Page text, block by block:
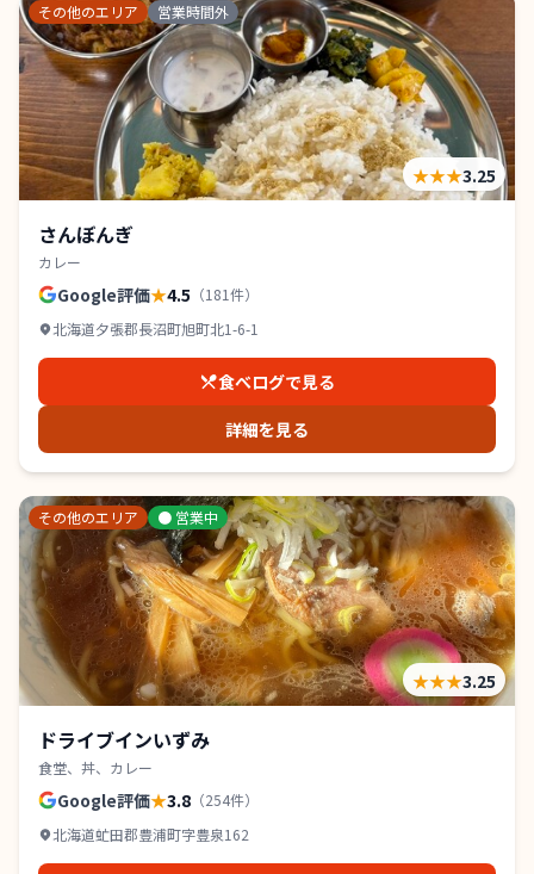
その他のエリア 営業時間外
★★★3.25
さんぼんぎ
カレー
Google評価★4.5 （181件）
北海道夕張郡長沼町旭町北1-6-1
食べログで見る
詳細を見る
その他のエリア ● 営業中
★★★3.25
ドライブインいずみ
食堂、丼、カレー
Google評価★3.8 （254件）
北海道虻田郡豊浦町字豊泉162